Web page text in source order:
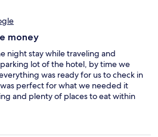
money
night stay while traveling and
lot of the hotel, by time we
was ready for us to check in
perfect for what we needed it
and plenty of places to eat within
of room for little money